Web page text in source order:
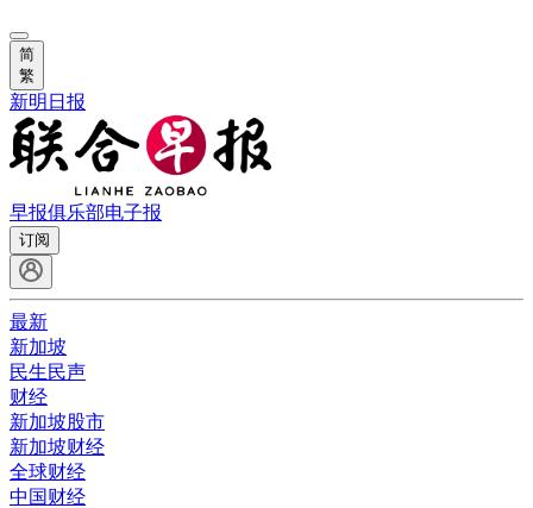
简
繁
新明日报
早报俱乐部电子报
订阅
最新
新加坡
民生民声
财经
新加坡股市
新加坡财经
全球财经
中国财经